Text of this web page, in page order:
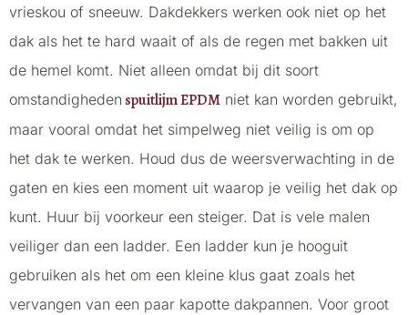
vrieskou of sneeuw. Dakdekkers werken ook niet op het
dak als het te hard waait of als de regen met bakken uit
de hemel komt. Niet alleen omdat bij dit soort
omstandigheden spuitlijm EPDM niet kan worden gebruikt,
maar vooral omdat het simpelweg niet veilig is om op
het dak te werken. Houd dus de weersverwachting in de
gaten en kies een moment uit waarop je veilig het dak op
kunt. Huur bij voorkeur een steiger. Dat is vele malen
veiliger dan een ladder. Een ladder kun je hooguit
gebruiken als het om een kleine klus gaat zoals het
vervangen van een paar kapotte dakpannen. Voor groot